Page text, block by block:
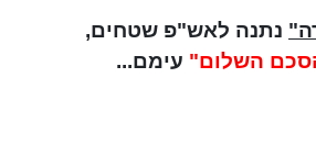
נתנה לאש"פ שטחים,
השלום" עימם...